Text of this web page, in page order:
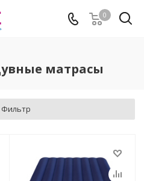
0
матрасы
Фильтр